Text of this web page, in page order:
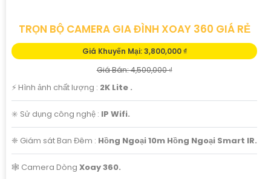
TRỌN BỘ CAMERA GIA ĐÌNH XOAY 360 GIÁ RẺ
Giá Khuyến Mại: 3,800,000 ₫
Giá Bán: 4,500,000 ₫
️⚡ Hình ảnh chất lượng : 2K Lite .
✳️ Sử dụng công nghệ : IP Wifi.
❈ Giám sát Ban Đêm : Hồng Ngoại 10m Hồng Ngoại Smart IR.
🕸️ Camera Dòng Xoay 360.